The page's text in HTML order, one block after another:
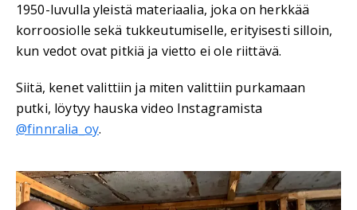
1950-luvulla yleistä materiaalia, joka on herkkää
korroosiolle sekä tukkeutumiselle, erityisesti silloin,
kun vedot ovat pitkiä ja vietto ei ole riittävä.
Siitä, kenet valittiin ja miten valittiin purkamaan
putki, löytyy hauska video Instagramista
@finnralia_oy.